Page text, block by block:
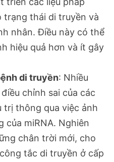
trạng thái di truyền và
nhân. Điều này có thể
hiệu quả hơn và ít gây
di truyền: Nhiều
chỉnh sai của các
trị thông qua việc ảnh
của miRNA. Nghiên
chân trời mới, cho
tắc di truyền ở cấp